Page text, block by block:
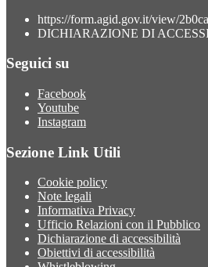
https://form.agid.gov.it/view/
DICHIARAZIONE DI
Seguici su
Facebook
Youtube
Instagram
Sezione Link Utili
Cookie policy
Note legali
Informativa Privacy
Ufficio Relazioni con il Pubblico
Dichiarazione di accessibilità
Obiettivi di accessibilità